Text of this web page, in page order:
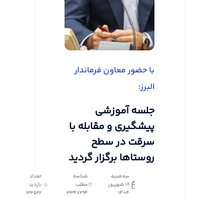
با حضور معاون فرماندار
البرز؛
جلسه آموزشی
پیشگیری و مقابله با
سرقت در سطح
روستاها برگزار گردید
سه‌شنبه
18 شهریور
1404
شناسه
مطلب:
3347294
تعداد
بازدید :
132522